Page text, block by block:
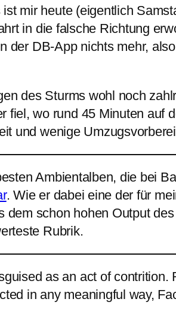
mir heute (eigentlich
in die falsche Richtung
der DB-App nichts mehr,
des Sturms wohl noch
fiel, wo rund 45 Minuten auf
und wenige
Ambientalben, die bei
. Wie er dabei eine der für
dem schon hohen Output des
Rubrik.
as an act of
in any meaningful way,